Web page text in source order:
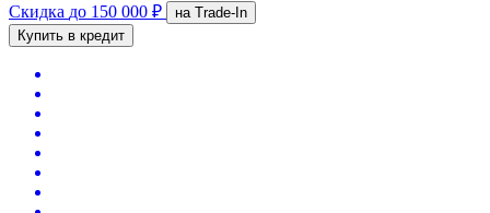
Скидка до 150 000 ₽
на Trade-In
Купить в кредит